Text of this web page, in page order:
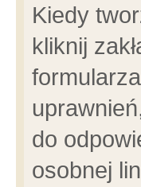
Kiedy
kliknij
do
osobnej